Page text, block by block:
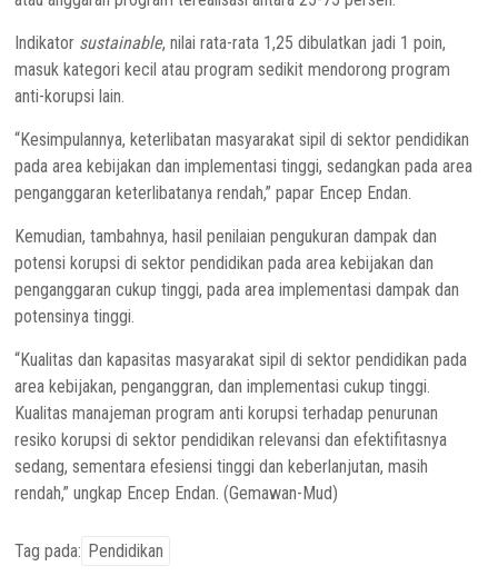
Indikator sustainable, nilai rata-rata 1,25 dibulatkan jadi 1 poin,
masuk kategori kecil atau program sedikit mendorong program
anti-korupsi lain.
“Kesimpulannya, keterlibatan masyarakat sipil di sektor pendidikan
pada area kebijakan dan implementasi tinggi, sedangkan pada area
penganggaran keterlibatanya rendah,” papar Encep Endan.
Kemudian, tambahnya, hasil penilaian pengukuran dampak dan
potensi korupsi di sektor pendidikan pada area kebijakan dan
penganggaran cukup tinggi, pada area implementasi dampak dan
potensinya tinggi.
“Kualitas dan kapasitas masyarakat sipil di sektor pendidikan pada
area kebijakan, penganggran, dan implementasi cukup tinggi.
Kualitas manajeman program anti korupsi terhadap penurunan
resiko korupsi di sektor pendidikan relevansi dan efektifitasnya
sedang, sementara efesiensi tinggi dan keberlanjutan, masih
rendah,” ungkap Encep Endan. (Gemawan-Mud)
Tag pada: Pendidikan